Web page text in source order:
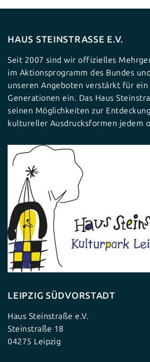
HAUS STEINSTRASSE E.V.
Seit 2007 sind wir offizielles
im Aktionsprogramm des Bundes
unseren Angeboten verstärkt für
Generationen ein. Das Haus
seinen Möglichkeiten zur
kultureller Ausdrucksformen jedem
LEIPZIG SÜDVORSTADT
Haus Steinstraße e.V.
Steinstraße 18
04275 Leipzig